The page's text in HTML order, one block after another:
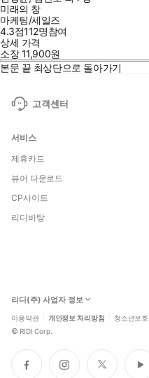
미래의 창
마케팅/세일즈
4.3점112명참여
상세 가격
소장11,900원
본문 끝 최상단으로 돌아가기
고객센터
서비스
제휴카드
뷰어 다운로드
CP사이트
리디바탕
리디(주) 사업자 정보
이용약관 개인정보 처리방침 청소년보
© RIDI Corp.
페
인
트
유